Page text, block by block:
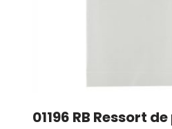
01196 RB Ressort